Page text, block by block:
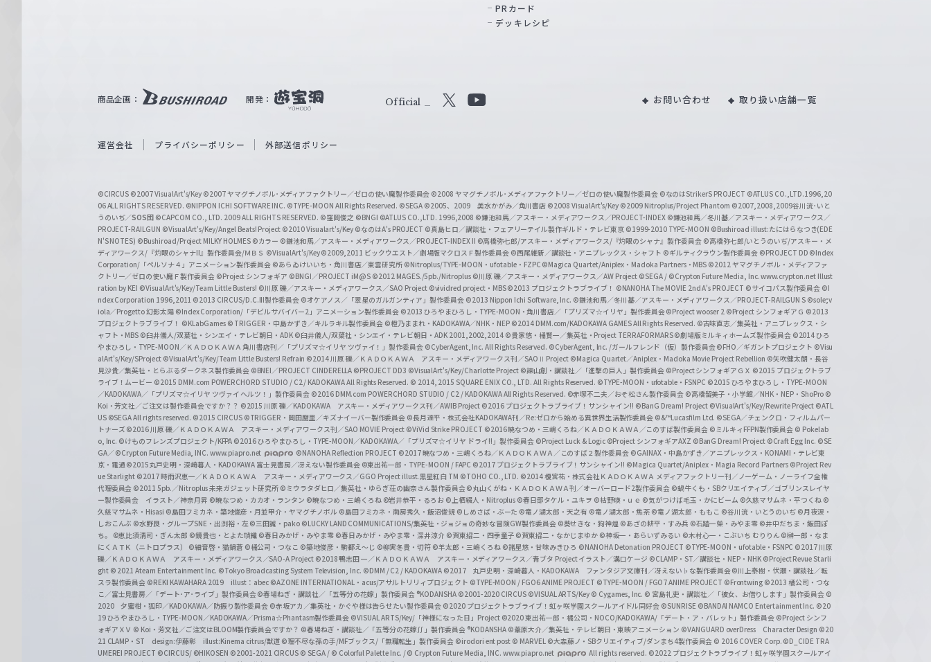
W
i
c
h
w
a
r
z
PRカード
デッキレシピ
商品企画： 開発： Official
Y
b
e
O
f
f
i
c
i
a
l
C
h
a
n
n
e
l
お問い合わせ 取り扱い店舗一覧
運営会社 プライバシーポリシー 外部送信ポリシー
©CIRCUS ©2007 VisualArt's/Key ©2007 ヤマグチノボル･メディアファクトリー／ゼロの使い魔製作委員会 ©2008 ヤマグチノボル･メディアファクトリー／ゼロの使い魔製作委員会 ©なのはStrikerS PROJECT ©ATLUS CO.,LTD.1996,20
06 ALL RIGHTS RESERVED. ©NIPPON ICHI SOFTWARE INC. ©TYPE-MOON All Rights Reserved. ©SEGA ©2005、2009 美水かがみ／角川書店 ©2008 VisualArt's/Key ©2009 Nitroplus/Project Phantom ©2007,2008,2009谷川流･いと
うのいぢ／SOS団 ©CAPCOM CO., LTD. 2009 ALL RIGHTS RESERVED. ©窪岡俊之 ©BNGI ©ATLUS CO.,LTD. 1996,2008 ©鎌池和馬／アスキー・メディアワークス／PROJECT-INDEX ©鎌池和馬／冬川基／アスキー・メディアワークス／
PROJECT-RAILGUN ©VisualArt's/Key/Angel Beats! Project ©2010 Visualart's/Key ©なのはA's PROJECT ©真島ヒロ／講談社・フェアリーテイル製作ギルド・テレビ東京 ©1999-2010 TYPE-MOON ©Bushiroad illust:たにはらなつき(EDE
N'S NOTES) ©Bushiroad/Project MILKY HOLMES ©カラー ©鎌池和馬／アスキー・メディアワークス／PROJECT-INDEX II ©高橋弥七郎/アスキー・メディアワークス/『灼眼のシャナ』製作委員会 ©高橋弥七郎/いとうのいぢ/アスキー・メ
ディアワークス/『灼眼のシャナII』製作委員会/ＭＢＳ ©VisualArt's/Key©2009,2011 ビックウエスト／劇場版マクロスＦ製作委員会 ©西尾維新／講談社・アニプレックス・シャフト ©ギルティクラウン製作委員会 ©PROJECT DD ©Index
Corporation/「ペルソナ４」アニメーション製作委員会 ©あらゐけいいち・角川書店／東雲研究所 ©Nitroplus/TYPE-MOON・ufotable・FZPC ©Magica Quartet/Aniplex・Madoka Partners・MBS ©2012 ヤマグチノボル・メディアファ
クトリー／ゼロの使い魔Ｆ製作委員会 ©Project シンフォギア ©BNGI／PROJECT iM@S ©2012 MAGES./5pb./Nitroplus ©川原 礫／アスキー・メディアワークス／AW Project ©SEGA / ©Crypton Future Media, Inc. www.crypton.net Illust
ration by KEI ©VisualArt's/Key/Team Little Busters! ©川原 礫／アスキー・メディアワークス／SAO Project ©vividred project・MBS ©2013 プロジェクトラブライブ！ ©NANOHA The MOVIE 2nd A's PROJECT ©サイコパス製作委員会 ©I
ndex Corporation 1996,2011 ©2013 CIRCUS/D.C.III製作委員会 ©オケアノス／「翠星のガルガンティア」製作委員会 ©2013 Nippon Ichi Software, Inc. ©鎌池和馬／冬川基／アスキー・メディアワークス／PROJECT-RAILGUN S ©sole;v
iola／Progetto 幻影太陽 ©Index Corporation/「デビルサバイバー2」アニメーション製作委員会 ©2013 ひろやまひろし・TYPE-MOON・角川書店／「プリズマ☆イリヤ」製作委員会©Project wooser 2 ©Project シンフォギアＧ ©2013
プロジェクトラブライブ！ ©KLabGames © TRIGGER・中島かずき／キルラキル製作委員会 ©橙乃ままれ・KADOKAWA／NHK・NEP ©2014 DMM.com/KADOKAWA GAMES All Rights Reserved. ©古味直志／集英社・アニプレックス・シ
ャフト・MBS ©臼井儀人/双葉社・シンエイ・テレビ朝日・ADK ©臼井儀人/双葉社・シンエイ・テレビ朝日・ADK 2001,2002,2014 ©貴家悠・橘賢一／集英社・Project TERRAFORMARS©劇場版ミルキィホームズ製作委員会 ©2014 ひろ
やまひろし・TYPE-MOON／ＫＡＤＯＫＡＷＡ 角川書店刊／「プリズマ☆イリヤ ツヴァイ！」製作委員会 ©CyberAgent, Inc. All Rights Reserved. ©CyberAgent, Inc. /ガールフレンド（仮）製作委員会©FHO／ギガントプロジェクト ©Visu
alArt's/Key/SProject ©VisualArt's/Key/Team Little Busters! Refrain ©2014 川原 礫／ＫＡＤＯＫＡＷＡ アスキー・メディアワークス刊／SAOⅡ Project ©Magica Quartet／Aniplex・Madoka Movie Project Rebellion ©矢吹健太朗・長谷
見沙貴／集英社・とらぶるダークネス製作委員会 ©BNEI／PROJECT CINDERELLA ©PROJECT DD3 ©VisualArt's/Key/Charlotte Project ©諫山創・講談社／「進撃の巨人」製作委員会 ©Project シンフォギアＧＸ ©2015 プロジェクトラブ
ライブ！ムービー ©2015 DMM.com POWERCHORD STUDIO / C2 / KADOKAWA All Rights Reserved. © 2014, 2015 SQUARE ENIX CO., LTD. All Rights Reserved. ©TYPE-MOON・ufotable・FSNPC ©2015 ひろやまひろし・TYPE-MOON
／KADOKAWA／「プリズマ☆イリヤ ツヴァイ ヘルツ！」製作委員会 ©2016 DMM.com POWERCHORD STUDIO / C2 / KADOKAWA All Rights Reserved. ©赤塚不二夫／おそ松さん製作委員会 ©高橋留美子・小学館／NHK・NEP・ShoPro ©
Koi・芳文社／ご注文は製作委員会ですか？？ ©2015 川原 礫／KADOKAWA アスキー・メディアワークス刊／AWIB Project ©2016 プロジェクトラブライブ！サンシャイン!! ©BanG Dream! Project ©VisualArt's/Key/Rewrite Project ©ATL
US ©SEGA All rights reserved. ©2015 CIRCUS ©TRIGGER・岡田麿里／キズナイーバー製作委員会 ©長月達平・株式会社KADOKAWA刊／Re:ゼロから始める異世界生活製作委員会 ©&™Lucasfilm Ltd. ©SEGA／チェンクロ・フィルムパー
トナーズ©2016 川原 礫／ＫＡＤＯＫＡＷＡ アスキー・メディアワークス刊／SAO MOVIE Project ©ViVid Strike PROJECT ©2016 暁なつめ・三嶋くろね／ＫＡＤＯＫＡＷＡ／このすば製作委員会 ©ミルキィFFPN製作委員会 © Pokelab
o, Inc. ©けものフレンズプロジェクト/KFPA ©2016 ひろやまひろし・TYPE-MOON／KADOKAWA／「プリズマ☆イリヤ ドライ!!」製作委員会 ©Project Luck & Logic ©Project シンフォギアAXZ ©BanG Dream! Project ©Craft Egg Inc. ©SE
GA／ ©Crypton Future Media, INC. www.piapro.net
©NANOHA Reflection PROJECT ©2017 暁なつめ・三嶋くろね／ＫＡＤＯＫＡＷＡ／このすば２製作委員会 ©GAINAX・中島かずき／アニプレックス・KONAMI・テレビ東
京・電通 ©2015丸戸史明・深崎暮人・KADOKAWA 富士見書房／冴えない製作委員会 ©東出祐一郎・TYPE-MOON / FAPC ©2017 プロジェクトラブライブ！サンシャイン!! ©Magica Quartet/Aniplex・Magia Record Partners ©Project Rev
ue Starlight ©2017 時雨沢恵一／ＫＡＤＯＫＡＷＡ アスキー・メディアワークス／GGO Project illust.黒星紅白 TM ©TOHO CO., LTD. ©2014 榎宮祐・株式会社ＫＡＤＯＫＡＷＡ メディアファクトリー刊／ノーゲーム・ノーライフ全権
代理委員会 ©2011 5pb.／Nitroplus 未来ガジェット研究所 ©ミウラタダヒロ／集英社・ゆらぎ荘の幽奈さん製作委員会©丸山くがね・ＫＡＤＯＫＡＷＡ刊／オーバーロード2製作委員会 ©蝸牛くも・SBクリエイティブ／ゴブリンスレイヤ
ー製作委員会 イラスト／神奈月昇 ©暁なつめ・カカオ・ランタン ©暁なつめ・三嶋くろね ©岩井恭平・るろお ©上栖綴人・Nitroplus ©春日部タケル・ユキヲ ©枯野瑛・ｕｅ ©気がつけば毛玉・かにビーム ©久慈マサムネ・平つくね ©
久慈マサムネ・Hisasi ©島田フミカネ・築地俊彦・月並甲介・ヤマグチノボル ©島田フミカネ・南房秀久・飯沼俊規 ©しめさば・ぶーた ©竜ノ湖太郎・天之有 ©竜ノ湖太郎・焦茶 ©竜ノ湖太郎・ももこ ©谷川流・いとうのいぢ ©月夜涙・
しおこんぶ ©水野良・グループSNE・出渕裕・左©三田誠・pako ©LUCKY LAND COMMUNICATIONS/集英社・ジョジョの奇妙な冒険GW製作委員会 ©葵せきな・狗神煌 ©あざの耕平・すみ兵 ©石踏一榮・みやま零 ©井中だちま・飯田ぽ
ち。
©恵比須清司・ぎん太郎 ©鏡貴也・とよた瑣織 ©春日みかげ・みやま零 ©春日みかげ・みやま零・深井涼介 ©賀東招二・四季童子 ©賀東招二・なかじまゆか ©神坂一・あらいずみるい ©木村心一・こぶいち むりりん ©榊一郎・なま
にくＡＴＫ（ニトロプラス） ©細音啓・猫鍋蒼 ©橘公司・つなこ ©築地俊彦・駒都え～じ ©柳実冬貴・切符 ©羊太郎・三嶋くろね ©諸星悠・甘味みきひろ ©NANOHA Detonation PROJECT ©TYPE-MOON・ufotable・FSNPC ©2017 川原
礫／ＫＡＤＯＫＡＷＡ アスキー・メディアワークス／SAO-A Project ©2018 鴨志田 一／ＫＡＤＯＫＡＷＡ アスキー・メディアワークス／青ブタ Project イラスト／溝口ケージ ©CLAMP・ST／講談社・NEP・NHK ©Project Revue Starli
ght © 2021 Ateam Entertainment Inc. ©Tokyo Broadcasting System Television, Inc. ©DMM / C2 / KADOKAWA ©2017 丸戸史明・深崎暮人・KADOKAWA ファンタジア文庫刊／冴えない♭な製作委員会©川上泰樹・伏瀬・講談社／転
スラ製作委員会 ©REKI KAWAHARA 2019 illust：abec ©AZONE INTERNATIONAL・acus/アサルトリリィプロジェクト ©TYPE-MOON / FGO6 ANIME PROJECT ©TYPE-MOON / FGO7 ANIME PROJECT ©Frontwing ©2013 橘公司・つな
こ／富士見書房／「デート･ア･ライブ」製作委員会©春場ねぎ・講談社／「五等分の花嫁」製作委員会 ®KODANSHA ©2001-2020 CIRCUS ©VISUAL ARTS/Key © Cygames, Inc. © 宮島礼吏・講談社／「彼女、お借りします」製作委員会 ©
2020 夕蜜柑・狐印／KADOKAWA／防振り製作委員会 ©赤坂アカ／集英社・かぐや様は告らせたい製作委員会 ©2020 プロジェクトラブライブ！虹ヶ咲学園スクールアイドル同好会 ©SUNRISE ©BANDAI NAMCO Entertainment Inc. ©20
19 ひろやまひろし・TYPE-MOON／KADOKAWA／Prisma☆Phantasm製作委員会 ©VISUAL ARTS/Key/「神様になった日」Project ©2020 東出祐一郎・橘公司・NOCO/KADOKAWA/「デート・ア・バレット」製作委員会 ©Project シンフ
ォギアＸＶ © Koi・芳文社／ご注文はBLOOM製作委員会ですか？ ©春場ねぎ・講談社／「五等分の花嫁∬」製作委員会 ®KODANSHA ©葦原大介／集英社・テレビ朝日・東映アニメーション ©VANGUARD overDress Character Design ©20
21 CLAMP・ST design:伊藤彰 illust:Kinema citrus/獣道 ©理不尽な孫の手/MFブックス/「無職転生」製作委員会 ©irodori ent post © MARVEL ©大森藤ノ・SBクリエイティブ/ダンまち4製作委員会 © 2016 COVER Corp. ©D_CIDE TRA
UMEREI PROJECT ©CIRCUS/ ©HIKOSEN ©2001-2021 CIRCUS © SEGA / © Colorful Palette Inc. / © Crypton Future Media, INC. www.piapro.net All rights reserved. ©2022 プロジェクトラブライブ！虹ヶ咲学園スクールアイ